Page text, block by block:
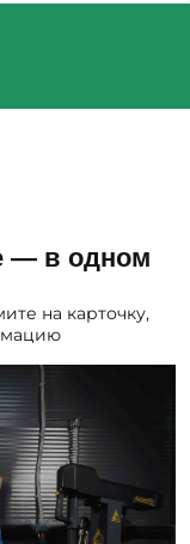
— в одном
на карточку,